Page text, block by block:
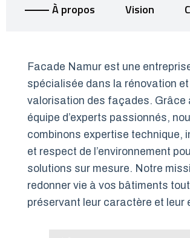
À propos Vision
Facade Namur est une
spécialisée dans la rénovation
valorisation des façades. Grâce
équipe d’experts passionnés,
combinons expertise technique,
et respect de l’environnement
solutions sur mesure. Notre
redonner vie à vos bâtiments
préservant leur caractère et leur